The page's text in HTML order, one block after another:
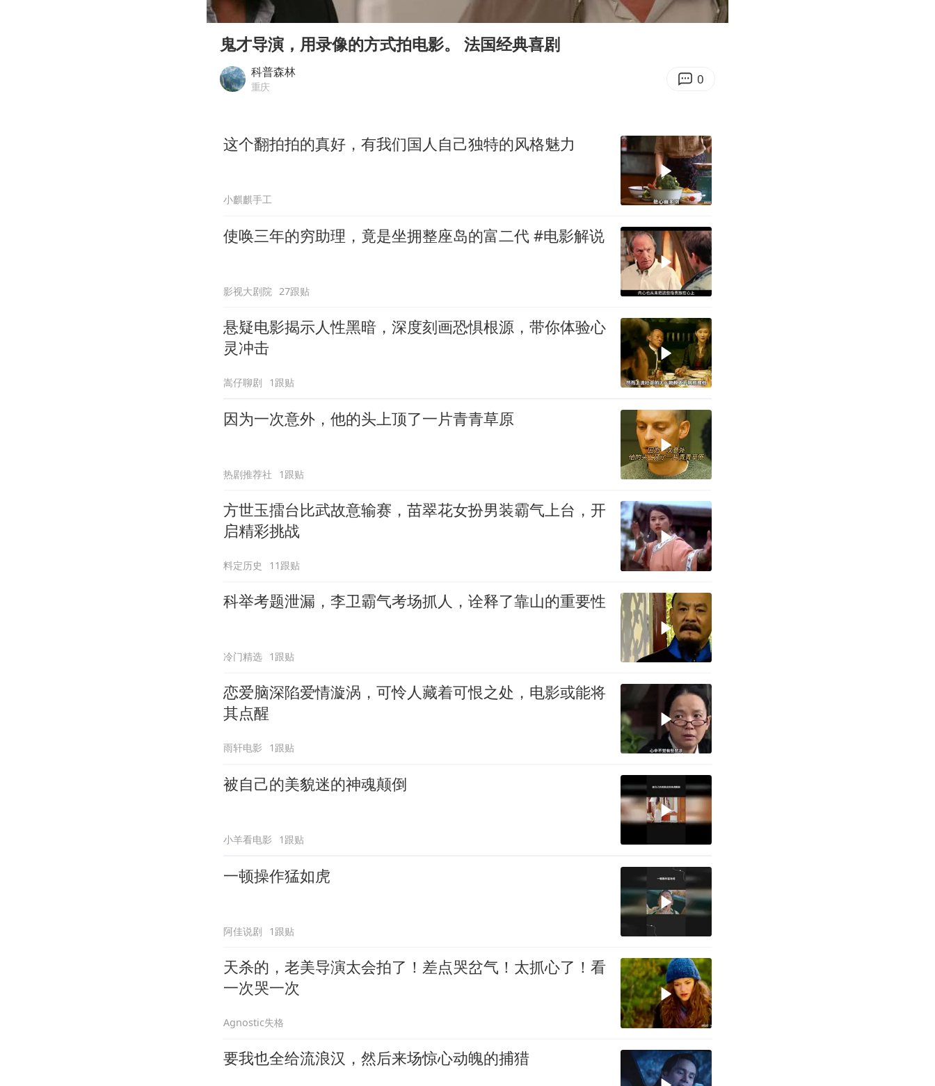
于东来直播和胖东来核心团队开会
王艺迪无缘横滨赛决赛
构建更高水平的全民健身公共服务体系
00:00 15:55
Enter
鬼才导演，用录像的方式拍电影。 法国经典喜剧
科普森林
重庆 0
这个翻拍拍的真好，有我们国人自己独特的风格魅力
小麒麒手工
使唤三年的穷助理，竟是坐拥整座岛的富二代 #电影解说
影视大剧院 27跟贴
悬疑电影揭示人性黑暗，深度刻画恐惧根源，带你体验心
灵冲击
嵩仔聊剧 1跟贴
因为一次意外，他的头上顶了一片青青草原
热剧推荐社 1跟贴
方世玉擂台比武故意输赛，苗翠花女扮男装霸气上台，开
启精彩挑战
料定历史 11跟贴
科举考题泄漏，李卫霸气考场抓人，诠释了靠山的重要性
冷门精选 1跟贴
恋爱脑深陷爱情漩涡，可怜人藏着可恨之处，电影或能将
其点醒
雨轩电影 1跟贴
被自己的美貌迷的神魂颠倒
小羊看电影 1跟贴
一顿操作猛如虎
阿佳说剧 1跟贴
天杀的，老美导演太会拍了！差点哭岔气！太抓心了！看
一次哭一次
Agnostic失格
要我也全给流浪汉，然后来场惊心动魄的捕猎